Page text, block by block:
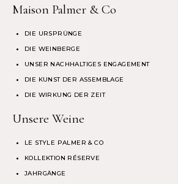
Maison Palmer & Co
DIE URSPRÜNGE
DIE WEINBERGE
UNSER NACHHALTIGES ENGAGEMENT
DIE KUNST DER ASSEMBLAGE
DIE WIRKUNG DER ZEIT
Unsere Weine
LE STYLE PALMER & CO
KOLLEKTION RÉSERVE
JAHRGÄNGE